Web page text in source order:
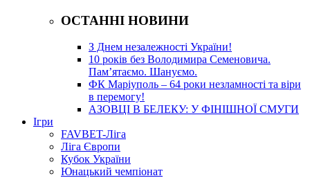
ОСТАННІ НОВИНИ
З Днем незалежності України!
10 років без Володимира Семеновича.
Пам’ятаємо. Шануємо.
ФК Маріуполь – 64 роки незламності та віри
в перемогу!
АЗОВЦІ В БЕЛЕКУ: У ФІНІШНОЇ СМУГИ
Ігри
FAVBET-Ліга
Ліга Європи
Кубок України
Юнацький чемпіонат